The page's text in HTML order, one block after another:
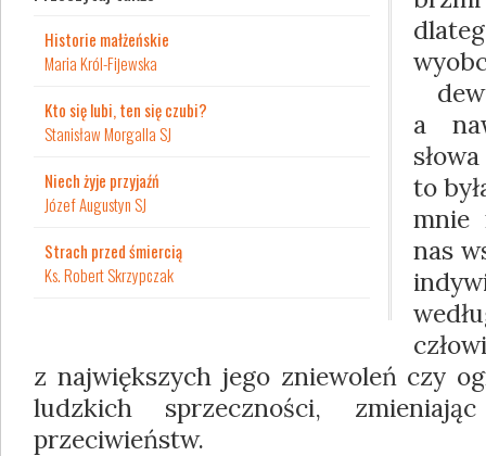
Historie małżeńskie
Maria Król-Fijewska
Kto się lubi, ten się czubi?
Stanisław Morgalla SJ
Niech żyje przyjaźń
Józef Augustyn SJ
Strach przed śmiercią
Ks. Robert Skrzypczak
a
to
mnie
nas
z największych jego zniewoleń czy
ludzkich sprzeczności,
przeciwieństw.